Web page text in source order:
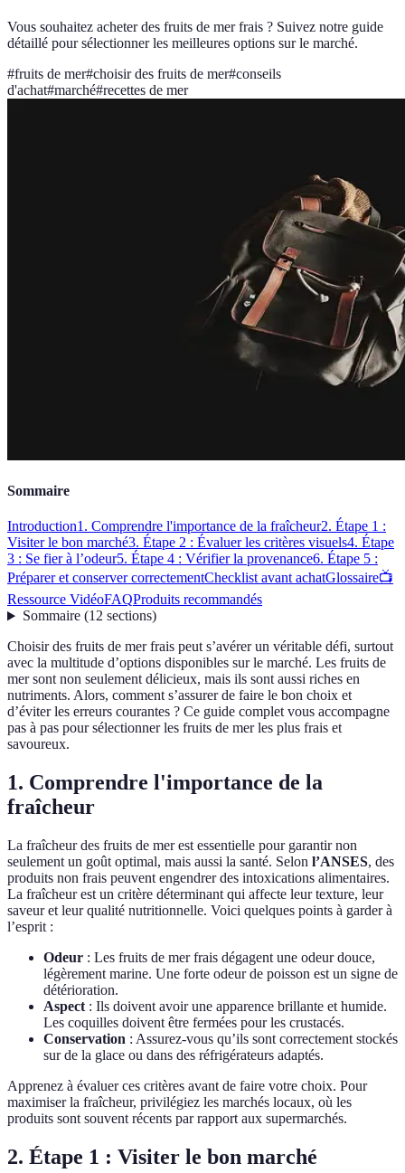
Vous souhaitez acheter des fruits de mer frais ? Suivez notre guide
détaillé pour sélectionner les meilleures options sur le marché.
#fruits de mer#choisir des fruits de mer#conseils
d'achat#marché#recettes de mer
Sommaire
Introduction1. Comprendre l'importance de la fraîcheur2. Étape 1 :
Visiter le bon marché3. Étape 2 : Évaluer les critères visuels4. Étape
3 : Se fier à l’odeur5. Étape 4 : Vérifier la provenance6. Étape 5 :
Préparer et conserver correctementChecklist avant achatGlossaire📺
Ressource VidéoFAQProduits recommandés
Sommaire(12 sections)
Choisir des fruits de mer frais peut s’avérer un véritable défi, surtout
avec la multitude d’options disponibles sur le marché. Les fruits de
mer sont non seulement délicieux, mais ils sont aussi riches en
nutriments. Alors, comment s’assurer de faire le bon choix et
d’éviter les erreurs courantes ? Ce guide complet vous accompagne
pas à pas pour sélectionner les fruits de mer les plus frais et
savoureux.
1. Comprendre l'importance de la
fraîcheur
La fraîcheur des fruits de mer est essentielle pour garantir non
seulement un goût optimal, mais aussi la santé. Selon l’ANSES, des
produits non frais peuvent engendrer des intoxications alimentaires.
La fraîcheur est un critère déterminant qui affecte leur texture, leur
saveur et leur qualité nutritionnelle. Voici quelques points à garder à
l’esprit :
Odeur : Les fruits de mer frais dégagent une odeur douce,
légèrement marine. Une forte odeur de poisson est un signe de
détérioration.
Aspect : Ils doivent avoir une apparence brillante et humide.
Les coquilles doivent être fermées pour les crustacés.
Conservation : Assurez-vous qu’ils sont correctement stockés
sur de la glace ou dans des réfrigérateurs adaptés.
Apprenez à évaluer ces critères avant de faire votre choix. Pour
maximiser la fraîcheur, privilégiez les marchés locaux, où les
produits sont souvent récents par rapport aux supermarchés.
2. Étape 1 : Visiter le bon marché